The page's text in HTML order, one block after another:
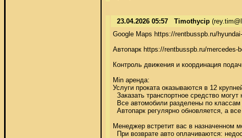
23.04.2026 05:57 Timothycip
Google Maps https://rentbusspb.ru/
Автопарк https://rentbusspb.ru/mercedes-
Контроль движения и координация
Min аренда:
Услуги проката оказываются в 12
Заказать транспортное средство могут
Все автомобили разделены по классам
Автопарк регулярно обновляется, а
Менеджер встретит вас в назначенном
При возврате авто оплачиваются: